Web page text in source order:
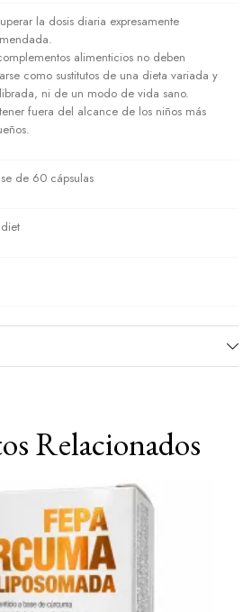
la dosis diaria expresamente
alimenticios no deben
como sustitutos de una dieta variada y
ni de un modo de vida sano.
fuera del alcance de los niños más
de 60 cápsulas
Relacionados